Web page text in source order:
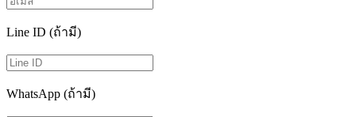
Line ID (ถ้ามี)
WhatsApp (ถ้ามี)